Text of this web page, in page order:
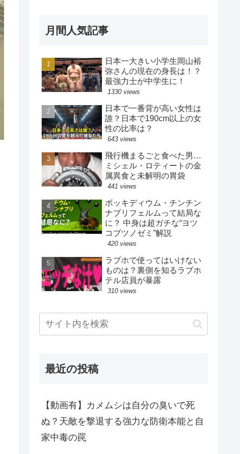
月間人気記事
日本一大きい小学生岡山裕
弥さんの現在の身長は！？
最強力士が中学生に！
1330 views
日本で一番背が高い女性は
誰？日本で190cm以上の女
性の比率は？
643 views
飛行機まるごと食べた男…
ミシェル・ロティートの金
属異食と未解明の胃袋
441 views
ボッキディウム・チンチン
ナブリフェルムって結局な
に？ 中身は超ガチな“ヨツ
コブツノゼミ”解説
420 views
ラブホで使ってはいけない
ものは？裏側を知るラブホ
テル店員が暴露
310 views
最近の投稿
【動画有】カメムシは自分の臭いで死
ぬ？天敵を撃退する強力な防衛本能と自
家中毒の罠